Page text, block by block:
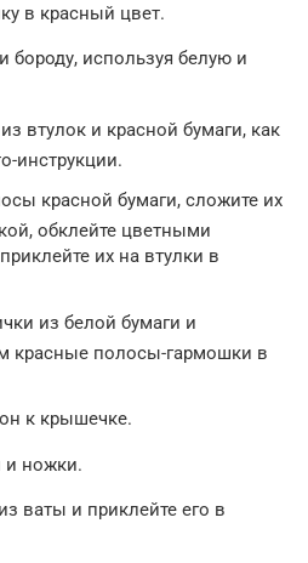
в красный цвет.
бороду, используя белую и
втулок и красной бумаги, как
инструкции.
красной бумаги, сложите их
обклейте цветными
их на втулки в
из белой бумаги и
красные полосы-гармошки в
к крышечке.
и ножки.
ваты и приклейте его в